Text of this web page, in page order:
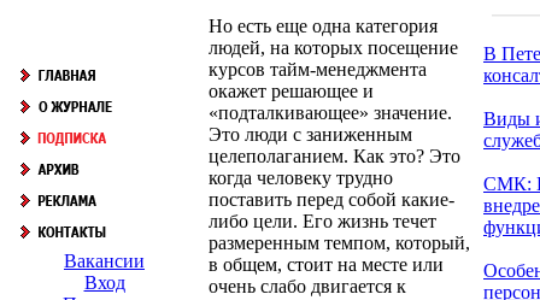
Вакансии
Вход
Но есть еще одна категория
людей, на которых посещение
курсов тайм-менеджмента
окажет решающее и
«подталкивающее» значение.
Это люди с заниженным
целеполаганием. Как это? Это
когда человеку трудно
поставить перед собой какие-
либо цели. Его жизнь течет
размеренным темпом, который,
в общем, стоит на месте или
очень слабо двигается к
В
Виды
СМК: